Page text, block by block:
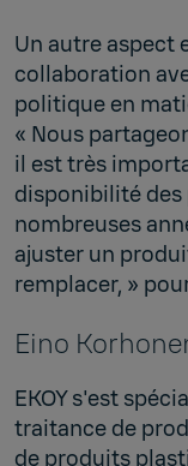
Un autre aspect
collaboration
politique en
« Nous
il est très
disponibilité des
nombreuses
ajuster un
remplacer, »
Eino
EKOY s'est
traitance de
de produits